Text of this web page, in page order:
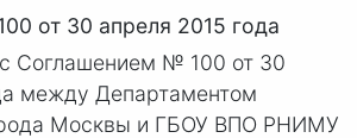
от 30 апреля 2015 года
с Соглашением № 100 от 30
между Департаментом
Москвы и ГБОУ ВПО РНИМУ